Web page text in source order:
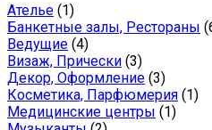
Ателье (1)
Банкетные залы, Рестораны
Ведущие (4)
Визаж, Прически (3)
Декор, Оформление (3)
Косметика, Парфюмерия (1)
Медицинские центры (1)